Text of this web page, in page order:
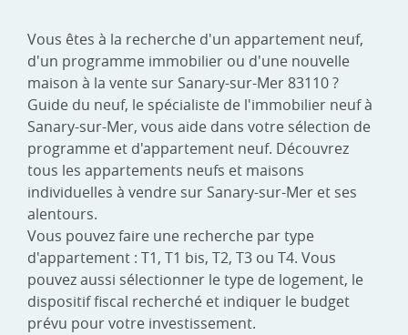
Vous êtes à la recherche d'un appartement neuf,
d'un programme immobilier ou d'une nouvelle
maison à la vente sur Sanary-sur-Mer 83110 ?
Guide du neuf, le spécialiste de l'immobilier neuf à
Sanary-sur-Mer, vous aide dans votre sélection de
programme et d'appartement neuf. Découvrez
tous les appartements neufs et maisons
individuelles à vendre sur Sanary-sur-Mer et ses
alentours.
Vous pouvez faire une recherche par type
d'appartement : T1, T1 bis, T2, T3 ou T4. Vous
pouvez aussi sélectionner le type de logement, le
dispositif fiscal recherché et indiquer le budget
prévu pour votre investissement.